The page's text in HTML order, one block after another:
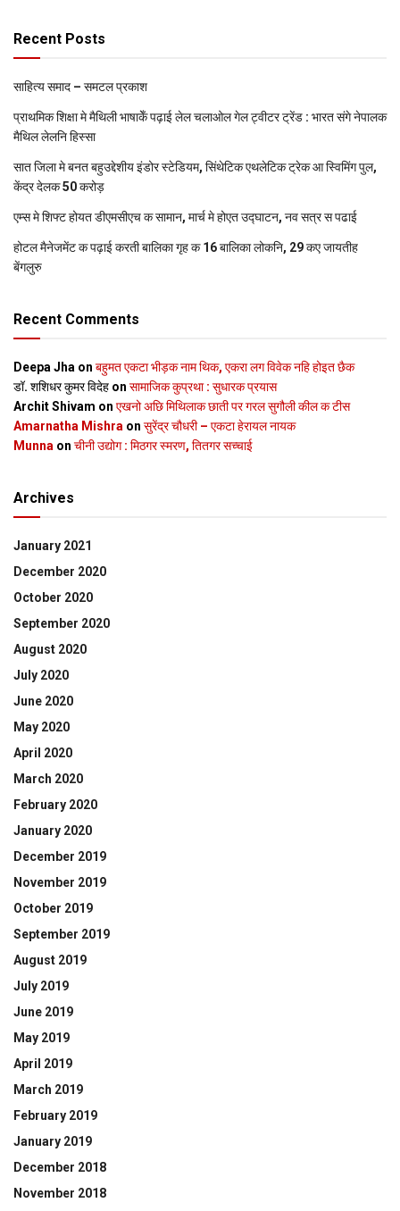
Recent Posts
साहित्य समाद – समटल प्रकाश
प्राथमिक शि‍क्षा मे मैथि‍ली भाषाकेँ पढ़ाई लेल चलाओल गेल ट्वीटर ट्रेंड : भारत संगे नेपालक
मैथिल लेलनि हिस्सा
सात जिला मे बनत बहुउद्देशीय इंडोर स्‍टेडि‍यम, सिंथेटिक एथलेटिक ट्रेक आ स्विमिंग पुल,
केंद्र देलक 50 करोड़
एम्स मे शिफ्ट होयत डीएमसीएच क सामान, मार्च मे होएत उद्घाटन, नव सत्र स पढाई
होटल मैनेजमेंट क पढ़ाई करती बालिका गृह क 16 बालिका लोकनि, 29 कए जायतीह
बेंगलुरु
Recent Comments
Deepa Jha on बहुमत एकटा भीड़क नाम थिक, एकरा लग विवेक नहि होइत छैक
डॉ. शशिधर कुमर विदेह on सामाजिक कुप्रथा : सुधारक प्रयास
Archit Shivam on एखनो अछि मिथिलाक छाती पर गरल सुगौली कील क टीस
Amarnatha Mishra on सुरेंद्र चौधरी – एकटा हेरायल नायक
Munna on चीनी उद्योग : मिठगर स्‍मरण, तितगर सच्‍चाई
Archives
January 2021
December 2020
October 2020
September 2020
August 2020
July 2020
June 2020
May 2020
April 2020
March 2020
February 2020
January 2020
December 2019
November 2019
October 2019
September 2019
August 2019
July 2019
June 2019
May 2019
April 2019
March 2019
February 2019
January 2019
December 2018
November 2018